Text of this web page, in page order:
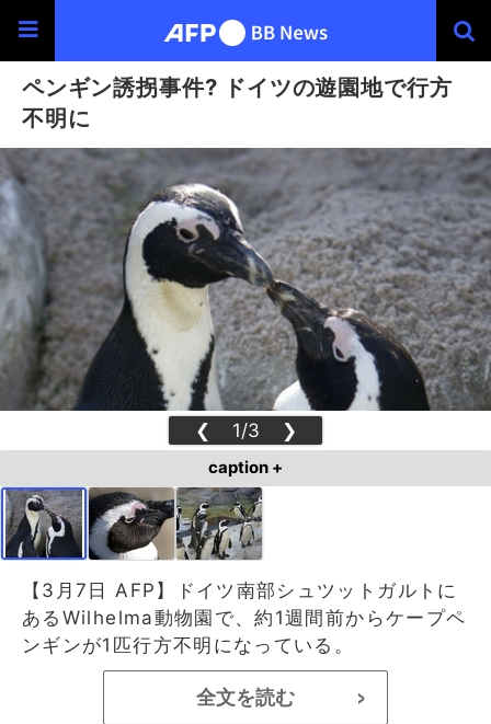
ペンギン誘拐事件? ドイツの遊園地で行方
不明に
❮ 1/3 ❯
caption +
【3月7日 AFP】ドイツ南部シュツットガルトに
あるWilhelma動物園で、約1週間前からケープペ
ンギンが1匹行方不明になっている。
全文を読む >